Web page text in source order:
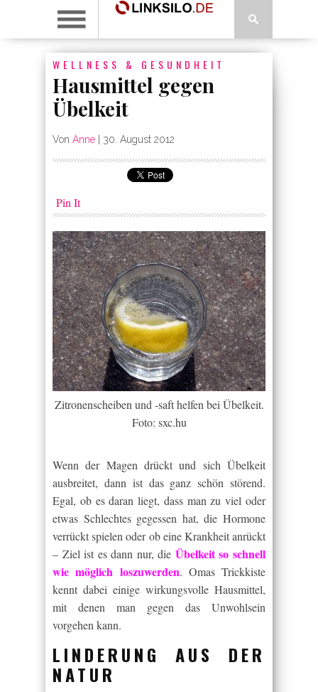
WELLNESS & GESUNDHEIT
Hausmittel gegen
Übelkeit
Von Anne 30. August 2012
Pin It
Zitronenscheiben und -saft helfen bei Übelkeit.
Foto: sxc.hu
Wenn der Magen drückt und sich Übelkeit
ausbreitet, dann ist das ganz schön störend.
Egal, ob es daran liegt, dass man zu viel oder
etwas Schlechtes gegessen hat, die Hormone
verrückt spielen oder ob eine Krankheit anrückt
– Ziel ist es dann nur, die Übelkeit so schnell
wie möglich loszuwerden. Omas Trickkiste
kennt dabei einige wirkungsvolle Hausmittel,
mit denen man gegen das Unwohlsein
vorgehen kann.
LINDERUNG AUS DER
NATUR